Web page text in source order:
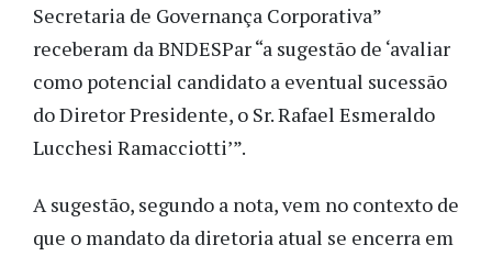
Secretaria de Governança Corporativa”
receberam da BNDESPar “a sugestão de ‘avaliar
como potencial candidato a eventual sucessão
do Diretor Presidente, o Sr. Rafael Esmeraldo
Lucchesi Ramacciotti’”.
A sugestão, segundo a nota, vem no contexto de
que o mandato da diretoria atual se encerra em